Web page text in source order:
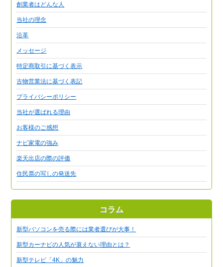
創業者はどんな人
当社の理念
沿革
メッセージ
特定商取引に基づく表示
古物営業法に基づく表記
プライバシーポリシー
当社が選ばれる理由
お客様のご感想
ナビ家電の強み
楽天出店の際の評価
住民票の写しの発送先
コラム
新型パソコンを売る際には業者選びが大事！
新型カーナビの人気が衰えない理由とは？
新型テレビ「4K」の魅力